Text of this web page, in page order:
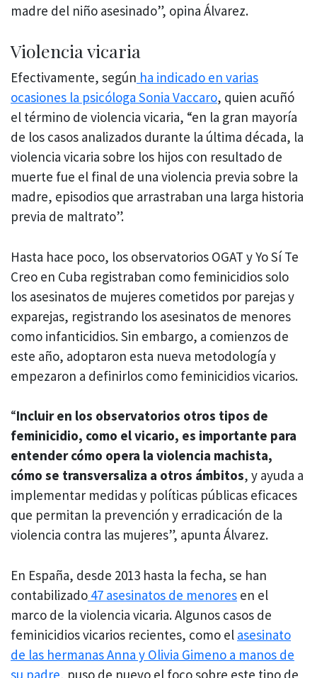
madre del niño asesinado”, opina Álvarez.
Violencia vicaria
Efectivamente, según ha indicado en varias
ocasiones la psicóloga Sonia Vaccaro, quien acuñó
el término de violencia vicaria, “en la gran mayoría
de los casos analizados durante la última década, la
violencia vicaria sobre los hijos con resultado de
muerte fue el final de una violencia previa sobre la
madre, episodios que arrastraban una larga historia
previa de maltrato”.
Hasta hace poco, los observatorios OGAT y Yo Sí Te
Creo en Cuba registraban como feminicidios solo
los asesinatos de mujeres cometidos por parejas y
exparejas, registrando los asesinatos de menores
como infanticidios. Sin embargo, a comienzos de
este año, adoptaron esta nueva metodología y
empezaron a definirlos como feminicidios vicarios.
“Incluir en los observatorios otros tipos de
feminicidio, como el vicario, es importante para
entender cómo opera la violencia machista,
cómo se transversaliza a otros ámbitos, y ayuda a
implementar medidas y políticas públicas eficaces
que permitan la prevención y erradicación de la
violencia contra las mujeres”, apunta Álvarez.
En España, desde 2013 hasta la fecha, se han
contabilizado 47 asesinatos de menores en el
marco de la violencia vicaria. Algunos casos de
feminicidios vicarios recientes, como el asesinato
de las hermanas Anna y Olivia Gimeno a manos de
su padre, puso de nuevo el foco sobre este tipo de